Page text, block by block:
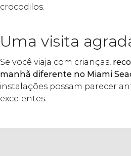
crocodilos.
Uma visita
Se você viaja com crianças,
manhã diferente no Miami
instalações possam parecer
excelentes.